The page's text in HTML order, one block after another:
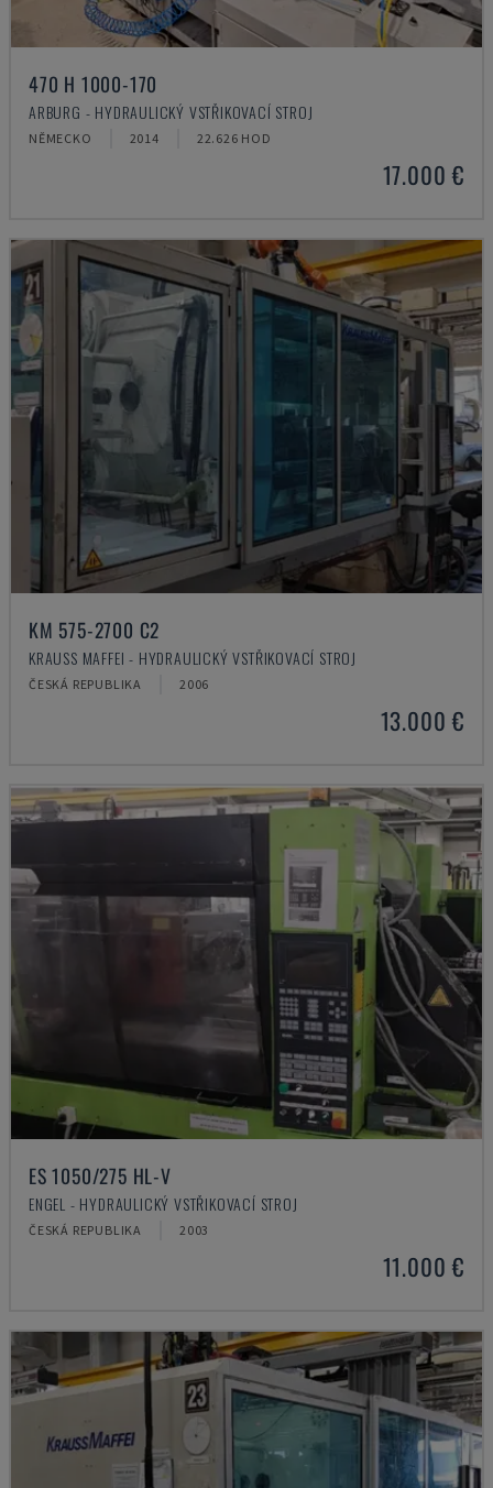
470 H 1000-170
ARBURG - HYDRAULICKÝ VSTŘIKOVACÍ STROJ
NĚMECKO 2014 22.626 HOD
17.000 €
KM 575-2700 C2
KRAUSS MAFFEI - HYDRAULICKÝ VSTŘIKOVACÍ STROJ
ČESKÁ REPUBLIKA 2006
13.000 €
ES 1050/275 HL-V
ENGEL - HYDRAULICKÝ VSTŘIKOVACÍ STROJ
ČESKÁ REPUBLIKA 2003
11.000 €